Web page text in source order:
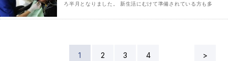
ろ半月となりました。 新生活にむけて準備されている方も多
園するため入園グッズをこれ･･･
1 2 3 4 >